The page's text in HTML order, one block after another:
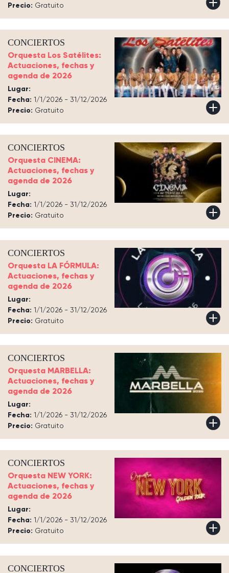
Precio: Gratuito
CONCIERTOS
Orquesta Los Satélites:
Actuaciones, fechas y
agenda de 2026
Lugar:
Fecha: 1/1/2026 - 31/12/2026
Precio: Gratuito
CONCIERTOS
Orquesta CINEMA:
Actuaciones, fechas y
agenda de 2026
Lugar:
Fecha: 1/1/2026 - 31/12/2026
Precio: Gratuito
CONCIERTOS
Orquesta LA FÓRMULA:
Actuaciones, fechas y
agenda de 2026
Lugar:
Fecha: 1/1/2026 - 31/12/2026
Precio: Gratuito
CONCIERTOS
Orquesta MARBELLA:
Actuaciones, fechas y
agenda de 2026
Lugar:
Fecha: 1/1/2026 - 31/12/2026
Precio: Gratuito
CONCIERTOS
Orquesta NEW YORK:
Actuaciones, fechas y
agenda de 2026
Lugar:
Fecha: 1/1/2026 - 31/12/2026
Precio: Gratuito
CONCIERTOS